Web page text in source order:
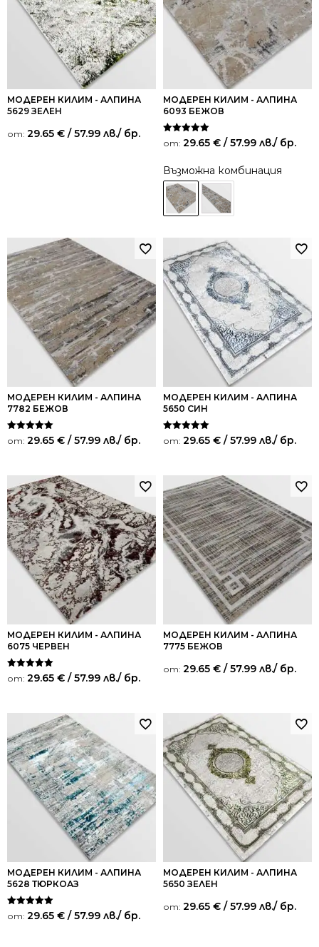
МОДЕРЕН КИЛИМ - АЛПИНА
5629 ЗЕЛЕН
от: 29.65 € / 57.99 лв./ бр.
МОДЕРЕН КИЛИМ - АЛПИНА
6093 БЕЖОВ
Оценено на
5.00
от: 29.65 € / 57.99 лв./ бр.
Възможна комбинация
МОДЕРЕН КИЛИМ - АЛПИНА
7782 БЕЖОВ
Оценено на
5.00
от: 29.65 € / 57.99 лв./ бр.
МОДЕРЕН КИЛИМ - АЛПИНА
5650 СИН
Оценено на
5.00
от: 29.65 € / 57.99 лв./ бр.
МОДЕРЕН КИЛИМ - АЛПИНА
6075 ЧЕРВЕН
Оценено на
5.00
от: 29.65 € / 57.99 лв./ бр.
МОДЕРЕН КИЛИМ - АЛПИНА
7775 БЕЖОВ
от: 29.65 € / 57.99 лв./ бр.
МОДЕРЕН КИЛИМ - АЛПИНА
5628 ТЮРКОАЗ
Оценено на
5.00
от: 29.65 € / 57.99 лв./ бр.
МОДЕРЕН КИЛИМ - АЛПИНА
5650 ЗЕЛЕН
от: 29.65 € / 57.99 лв./ бр.